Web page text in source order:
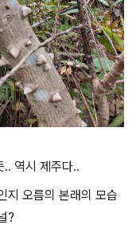
.. 역시 제주다..
지 오름의 본래의 모습
?